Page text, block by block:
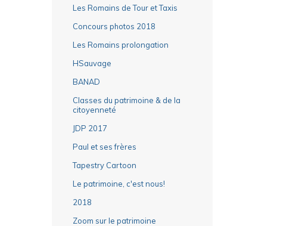
Les Romains de Tour et Taxis
Concours photos 2018
Les Romains prolongation
HSauvage
BANAD
Classes du patrimoine & de la
citoyenneté
JDP 2017
Paul et ses frères
Tapestry Cartoon
Le patrimoine, c'est nous!
2018
Zoom sur le patrimoine